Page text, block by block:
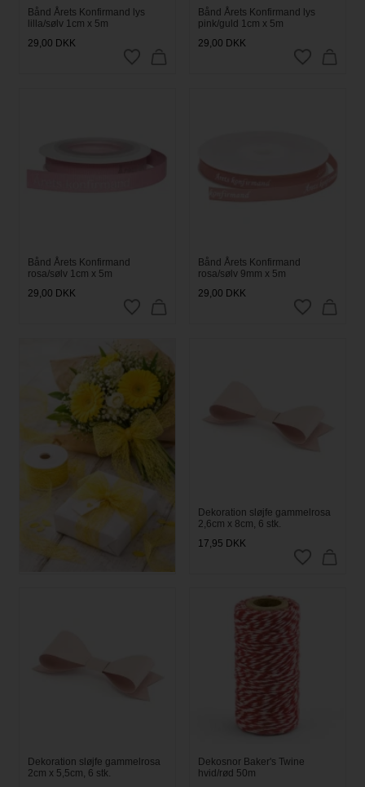
Bånd Årets Konfirmand lys
lilla/sølv 1cm x 5m
29,00 DKK
Bånd Årets Konfirmand lys
pink/guld 1cm x 5m
29,00 DKK
Bånd Årets Konfirmand
rosa/sølv 1cm x 5m
29,00 DKK
Bånd Årets Konfirmand
rosa/sølv 9mm x 5m
29,00 DKK
Crispy deluxe bånd Gul 30mm
x 10m
Dekoration sløjfe gammelrosa
2,6cm x 8cm, 6 stk.
17,95 DKK
Dekoration sløjfe gammelrosa
2cm x 5,5cm, 6 stk.
Dekosnor Baker's Twine
hvid/rød 50m